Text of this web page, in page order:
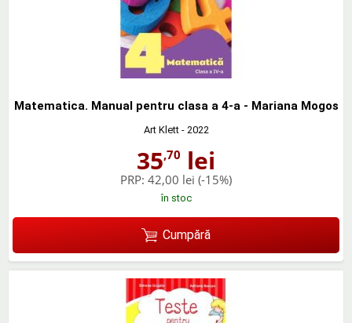
Matematica. Manual pentru clasa a 4-a - Mariana Mogos
Art Klett- 2022
35,70 lei
PRP: 42,00 lei (-15%)
în stoc
Cumpără